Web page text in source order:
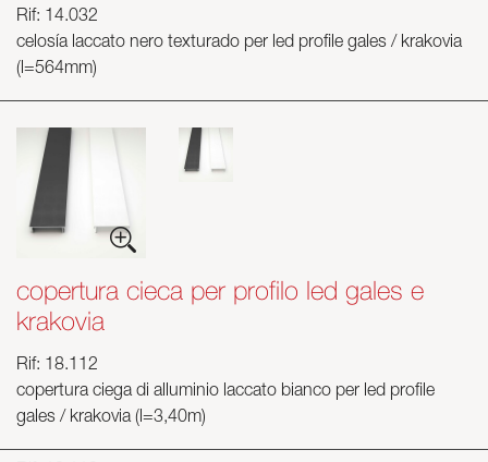
Rif: 14.032
celosía laccato nero texturado per led profile gales / krakovia
(l=564mm)
copertura cieca per profilo led gales e
krakovia
Rif: 18.112
copertura ciega di alluminio laccato bianco per led profile
gales / krakovia (l=3,40m)